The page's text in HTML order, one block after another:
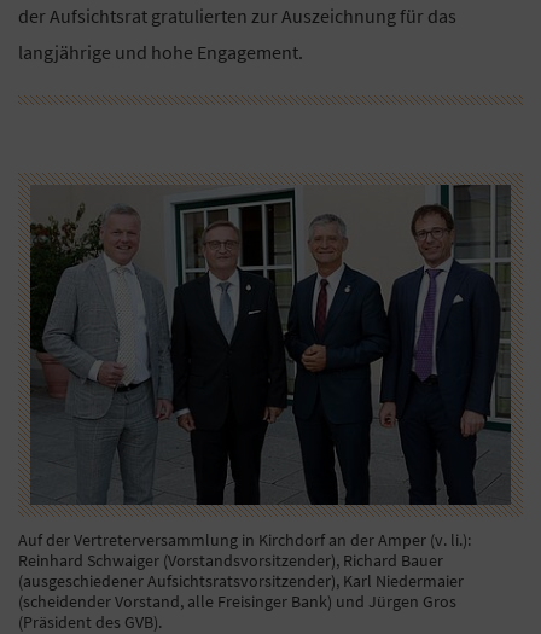
der Aufsichtsrat gratulierten zur Auszeichnung für das
langjährige und hohe Engagement.
Auf der Vertreterversammlung in Kirchdorf an der Amper (v. li.):
Reinhard Schwaiger (Vorstandsvorsitzender), Richard Bauer
(ausgeschiedener Aufsichtsratsvorsitzender), Karl Niedermaier
(scheidender Vorstand, alle Freisinger Bank) und Jürgen Gros
(Präsident des GVB).